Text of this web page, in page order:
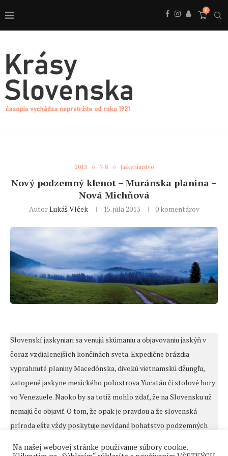
0
2013 7-8 Jaskyniarstvo
Nový podzemný klenot – Muránska planina –
Nová Michňová
AutorLukáš Vlček 15. júla 2013 0 komentárov
Slovenskí jaskyniari sa venujú skúmaniu a objavovaniu jaskýň v
čoraz vzdialenejších končinách sveta. Expedične brázdia
vyprahnuté planiny Macedónska, divokú vietnamskú džungľu,
zatopené jaskyne mexického polostrova Yucatán či stolové hory
vo Venezuele. Naoko by sa totiž mohlo zdať, že na Slovensku už
nemajú čo objaviť. O tom, že opak je pravdou a že slovenská
príroda ešte vždy poskytuje nevídané bohatstvo podzemných
Na našej webovej stránke používame súbory cookie.